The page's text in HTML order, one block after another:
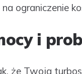
ograniczenie
i
że Twoja